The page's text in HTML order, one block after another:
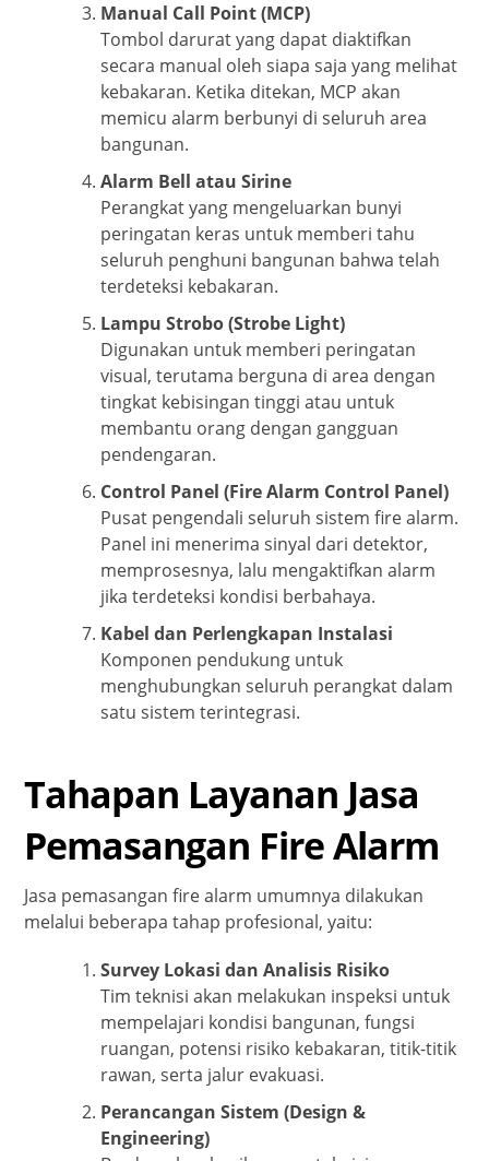
Manual Call Point (MCP)
Tombol darurat yang dapat diaktifkan
secara manual oleh siapa saja yang melihat
kebakaran. Ketika ditekan, MCP akan
memicu alarm berbunyi di seluruh area
bangunan.
Alarm Bell atau Sirine
Perangkat yang mengeluarkan bunyi
peringatan keras untuk memberi tahu
seluruh penghuni bangunan bahwa telah
terdeteksi kebakaran.
Lampu Strobo (Strobe Light)
Digunakan untuk memberi peringatan
visual, terutama berguna di area dengan
tingkat kebisingan tinggi atau untuk
membantu orang dengan gangguan
pendengaran.
Control Panel (Fire Alarm Control Panel)
Pusat pengendali seluruh sistem fire alarm.
Panel ini menerima sinyal dari detektor,
memprosesnya, lalu mengaktifkan alarm
jika terdeteksi kondisi berbahaya.
Kabel dan Perlengkapan Instalasi
Komponen pendukung untuk
menghubungkan seluruh perangkat dalam
satu sistem terintegrasi.
Tahapan Layanan Jasa
Pemasangan Fire Alarm
Jasa pemasangan fire alarm umumnya dilakukan
melalui beberapa tahap profesional, yaitu:
Survey Lokasi dan Analisis Risiko
Tim teknisi akan melakukan inspeksi untuk
mempelajari kondisi bangunan, fungsi
ruangan, potensi risiko kebakaran, titik-titik
rawan, serta jalur evakuasi.
Perancangan Sistem (Design &
Engineering)